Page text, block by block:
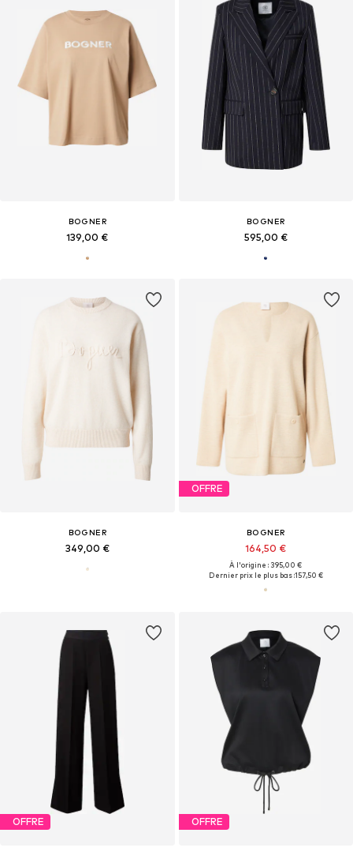
BOGNER
139,00 €
BOGNER
595,00 €
BOGNER
349,00 €
OFFRE
BOGNER
164,50 €
À l'origine : 395,00 €
Dernier prix le plus bas :157,50 €
OFFRE OFFRE